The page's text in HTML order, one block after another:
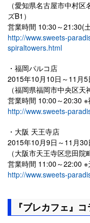
（愛知県名古屋市中村
ズB1）
営業時間 10:30～21:30(
http://www.sweets-
spiraltowers.html
・福岡パルコ店
2015年10月10日～11月5
（福岡県福岡市中央区天
営業時間 10:00～20:30
http://www.sweets-
・大阪 天王寺店
2015年10月9日～11月30
（大阪市天王寺区悲田院
営業時間 11:00～22:00
http://www.sweets-
『ブレカフェ』